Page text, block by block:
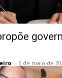
- 6 de maio de